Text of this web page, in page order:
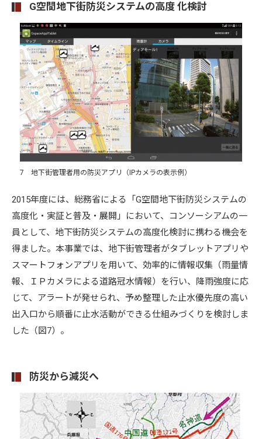
G空間地下街防災システムの高度 化検討
7 地下街管理者用の防災アプリ（IPカメラの表示例）
2015年度には、総務省による「G空間地下街防災システムの
高度化・実証と普及・展開」において、コンソーシアムの一
員として、地下街防災システムの高度化検討に携わる機会を
得ました。本事業では、地下街管理者がタブレットアプリや
スマートフォンアプリを用いて、効率的に情報収集（雨量情
報、ＩＰカメラによる道路冠水情報）を行い、降雨強度に応
じて、アラートが発せられ、予め整理した止水優先度の高い
出入口から順番に止水活動ができる仕組みづくりを検討しま
した（図7）。
防災から減災へ